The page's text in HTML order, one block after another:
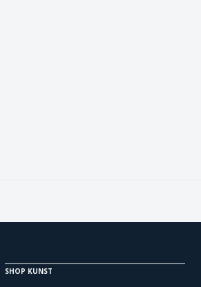
SHOP KUNST